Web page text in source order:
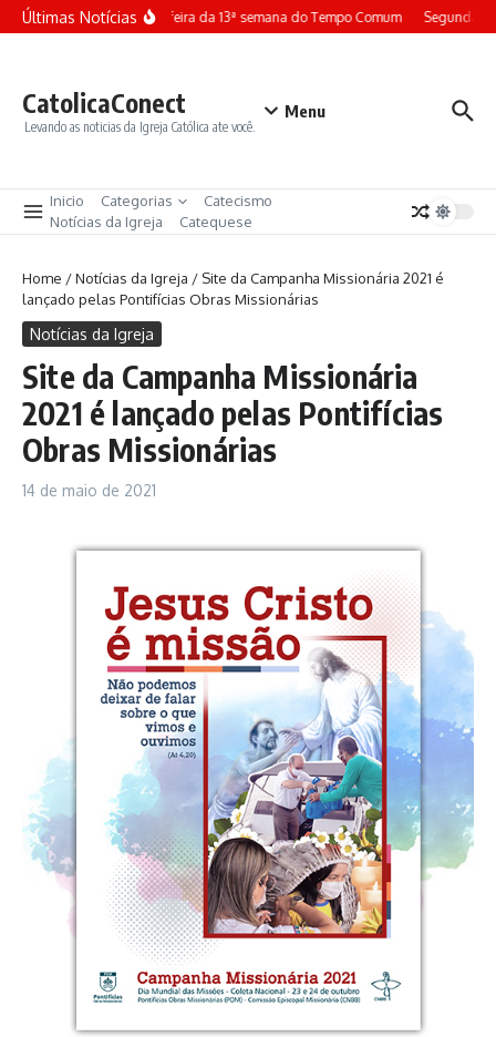
Ir para o conteúdo
Últimas NotíciasTerça-feira da 13ª semana do Tempo Comum Segunda-
CatolicaConect
Levando as noticias da Igreja Católica ate você.
Menu
Inicio Categorias
Catecismo
Notícias da Igreja
Catequese
Home /Notícias da Igreja / Site da Campanha Missionária 2021 é
lançado pelas Pontifícias Obras Missionárias
Notícias da Igreja
Site da Campanha Missionária
2021 é lançado pelas Pontifícias
Obras Missionárias
14 de maio de 2021